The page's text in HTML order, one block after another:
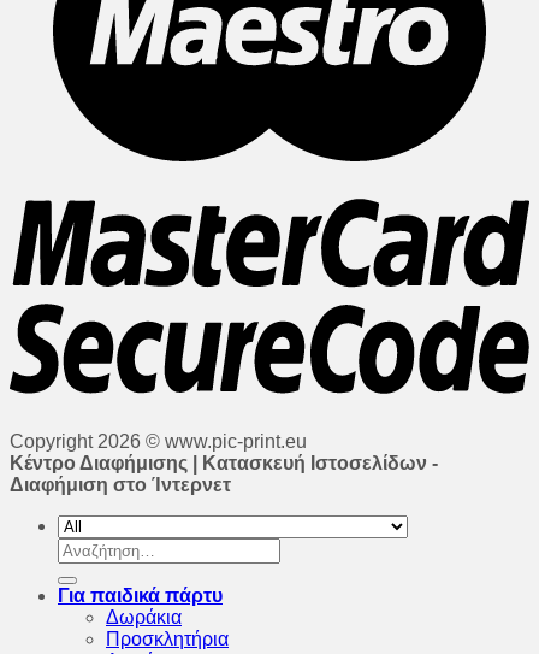
Copyright 2026 © www.pic-print.eu
Κέντρο Διαφήμισης | Κατασκευή Ιστοσελίδων -
Διαφήμιση στο Ίντερνετ
Αναζήτηση
για:
Για παιδικά πάρτυ
Δωράκια
Προσκλητήρια